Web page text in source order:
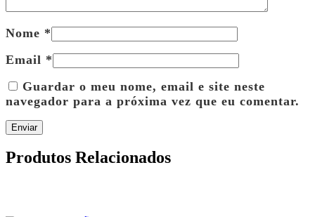
Nome *
Email *
Guardar o meu nome, email e site neste
navegador para a próxima vez que eu comentar.
Produtos Relacionados